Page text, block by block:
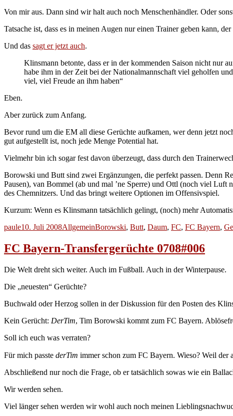
Von mir aus. Dann sind wir halt auch noch Menschenhändler. Oder
Tatsache ist, dass es in meinen Augen nur einen Trainer geben kann, der
Und das sagt er jetzt auch.
Klinsmann betonte, dass er in der kommenden Saison nicht nur
habe ihm in der Zeit bei der Nationalmannschaft viel geholfen
viel, viel Freude an ihm haben“
Eben.
Aber zurück zum Anfang.
Bevor rund um die EM all diese Gerüchte aufkamen, wer denn jetzt
gut aufgestellt ist, noch jede Menge Potential hat.
Vielmehr bin ich sogar fest davon überzeugt, dass durch den
Borowski und Butt sind zwei Ergänzungen, die perfekt passen. Denn
Pausen), van Bommel (ab und mal ’ne Sperre) und Ottl (noch viel
des Chemnitzers. Und das bringt weitere Optionen im Offensivspiel.
Kurzum: Wenn es Klinsmann tatsächlich gelingt, (noch) mehr
Autor
pauleVeröffentlicht
10. Juli 2008Kategorien
AllgemeinSchlagwörter
Borowski, Butt, Daum, FC, FC Bayern,
FC Bayern-Transfergerüchte 0708#006
Die Welt dreht sich weiter. Auch im Fußball. Auch in der Winterpause.
Die „neuesten“ Gerüchte?
Buchwald oder Herzog sollen in der Diskussion für den Posten des
Kein Gerücht: DerTim, Tim Borowski kommt zum FC Bayern.
Soll ich euch was verraten?
Für mich passte derTim immer schon zum FC Bayern. Wieso? Weil
Abschließend nur noch die Frage, ob er tatsächlich sowas wie ein
Wir werden sehen.
Viel länger sehen werden wir wohl auch noch meinen